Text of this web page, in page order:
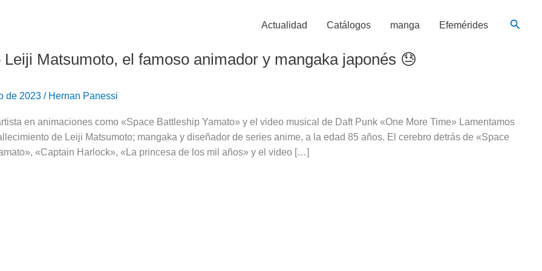
Actualidad Catálogos manga Efemérides
Leiji Matsumoto, el famoso animador y mangaka japonés 😓
de 2023 / Hernan Panessi
en animaciones como «Space Battleship Yamato» y el video musical de Daft Punk «One More Time» Lamentamos
de Leiji Matsumoto; mangaka y diseñador de series anime, a la edad 85 años. El cerebro detrás de «Space
«Captain Harlock», «La princesa de los mil años» y el video […]